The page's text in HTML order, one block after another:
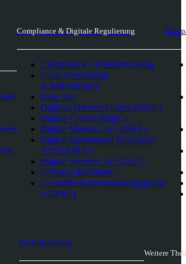
Compliance & Digitale Regulierung
Compliance - Whistleblowing
CSA-Verordnung
(Chatkontrolle)
Data Act
Digitale-Dienste-Gesetz (DDG)
Digital-Gesetz (DigiG)
Digital Markets Act (DMA)
Digital Operational Resilience
Act (DORA)
Digital Services Act (DSA)
ePrivacy-Richtlinie
Gesundheitsdatennutzungsgesetz
(GDNG)
Rechtsprechung
Weitere